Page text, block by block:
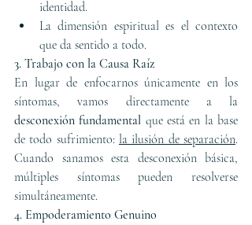
identidad.
La dimensión espiritual es el contexto
que da sentido a todo.
3. Trabajo con la Causa Raíz
En lugar de enfocarnos únicamente en los
desconexión fundamental que está en la base
de todo sufrimiento: la ilusión de separación.
Cuando sanamos esta desconexión básica,
múltiples síntomas pueden resolverse
simultáneamente.
4. Empoderamiento Genuino